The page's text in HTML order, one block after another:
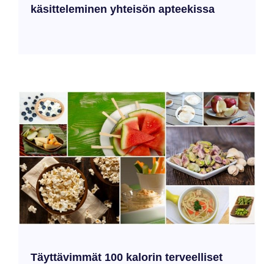
käsitteleminen yhteisön apteekissa
Täyttävimmät 100 kalorin terveelliset